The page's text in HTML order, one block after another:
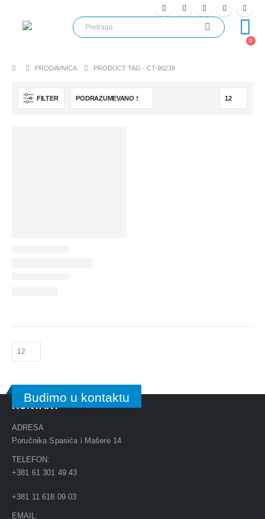
0
PRODAVNICA PRODUCT TAG -CT-90239
FILTER
Budimo u kontaktu
KONTAKT
ADRESA
Poručnika Spasića i Mašere 14
TELEFON:
+381 61 301 49 43
+381 11 618 09 03
EMAIL: